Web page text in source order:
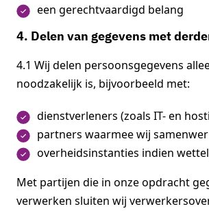
een gerechtvaardigd belang
4. Delen van gegevens met
4.1 Wij delen persoonsgegevens
noodzakelijk is, bijvoorbeeld met:
dienstverleners (zoals IT- en
partners waarmee wij
overheidsinstanties indien
Met partijen die in onze opdracht
verwerken sluiten wij